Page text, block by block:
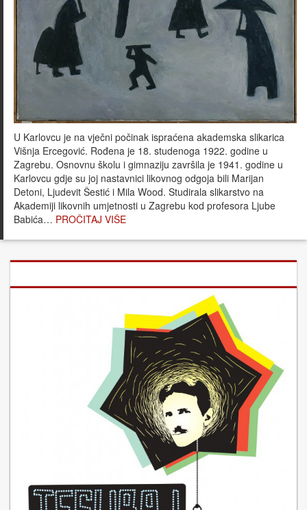
U Karlovcu je na vječni počinak ispraćena akademska slikarica
Višnja Ercegović. Rođena je 18. studenoga 1922. godine u
Zagrebu. Osnovnu školu i gimnaziju završila je 1941. godine u
Karlovcu gdje su joj nastavnici likovnog odgoja bili Marijan
Detoni, Ljudevit Šestić i Mila Wood. Studirala slikarstvo na
Akademiji likovnih umjetnosti u Zagrebu kod profesora Ljube
Babića… PROČITAJ VIŠE